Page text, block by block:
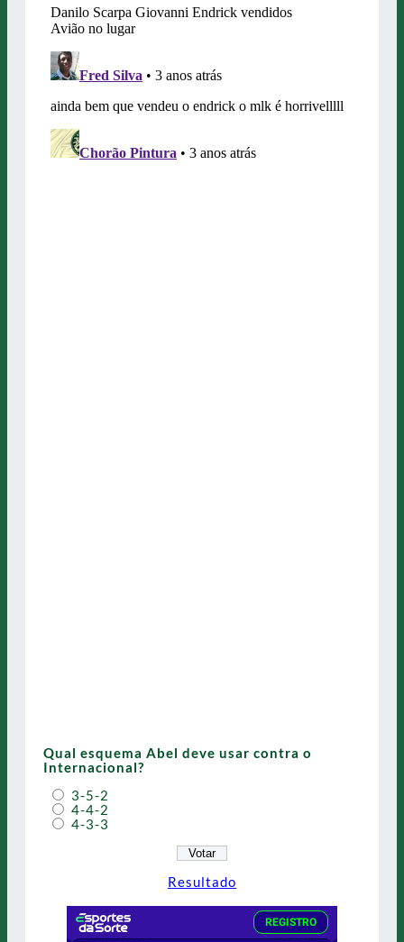
Qual esquema Abel deve usar contra o
Internacional?
3-5-2
4-4-2
4-3-3
Resultado